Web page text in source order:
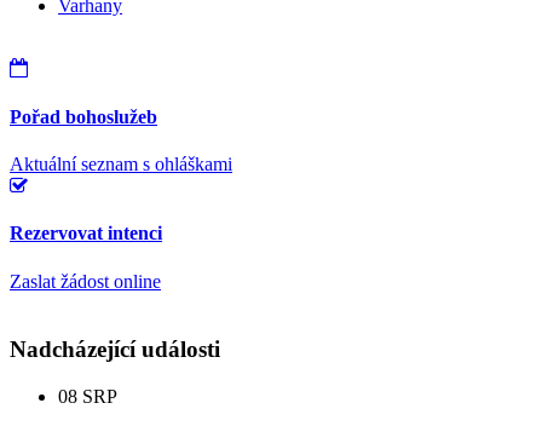
Varhany
Pořad bohoslužeb
Aktuální seznam s ohláškami
Rezervovat intenci
Zaslat žádost online
Nadcházející události
08 SRP